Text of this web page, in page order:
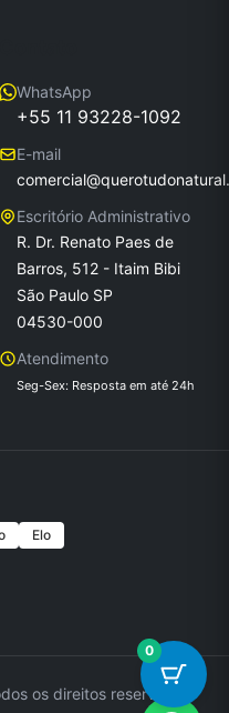
WhatsApp
+55 11 93228-1092
E-mail
Escritório Administrativo
R. Dr. Renato Paes de
Barros, 512 - Itaim Bibi
São Paulo SP
04530-000
Atendimento
Seg-Sex: Resposta em até 24h
Elo
os direitos reservados.
0